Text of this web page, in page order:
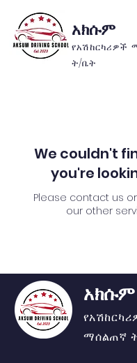
አክሱም
የአሽከርካሪዎች
ት/ቤት
We couldn't
you're
Please contact us
our other
አክሱም
ማሰልጠኛ